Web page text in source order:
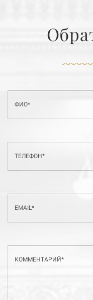
ФИО*
ТЕЛЕФОН*
EMAIL*
КОММЕНТАРИЙ*